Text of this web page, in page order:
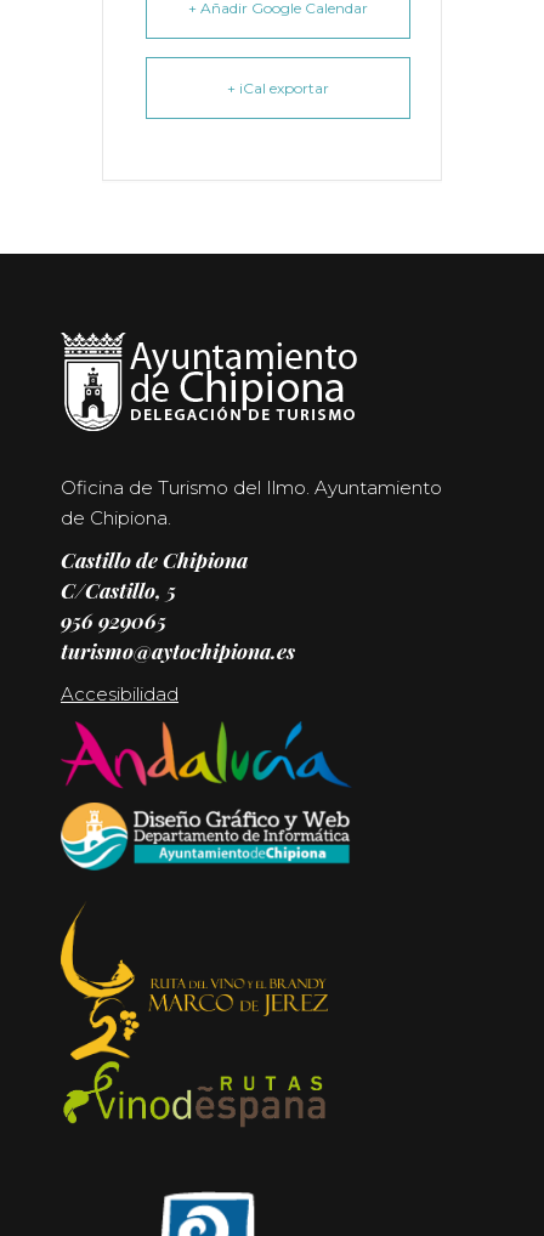
+ Añadir Google Calendar
+ iCal exportar
Oficina de Turismo del Ilmo. Ayuntamiento
de Chipiona.
Castillo de Chipiona
C/Castillo, 5
956 929065
turismo@aytochipiona.es
Accesibilidad